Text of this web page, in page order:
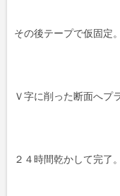
その後テープで仮固定。
Ｖ字に削った断面へプ
２４時間乾かして完了。